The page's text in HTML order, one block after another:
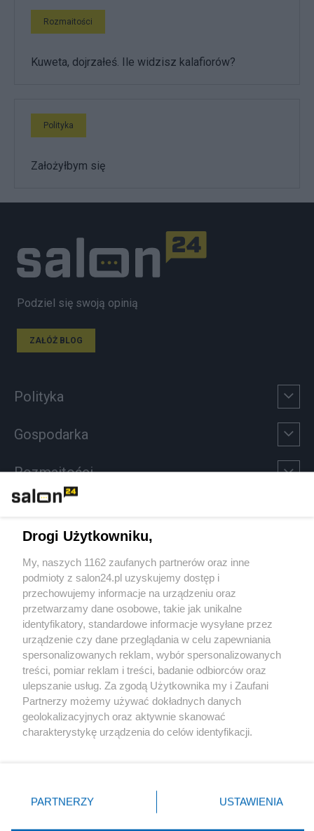
Rozmaitości
Kuweta, dojrzałeś. Ile widzisz kalafiorów?
Polityka
Założyłbym się
Podziel się swoją opinią
ZAŁÓŻ BLOG
Polityka
Gospodarka
Rozmaitości
Sport
Społeczeństwo
Kultura
X Facebook Instagram Youtube
Drogi Użytkowniku,
My, naszych 1162 zaufanych partnerów oraz inne
podmioty z salon24.pl uzyskujemy dostęp i
przechowujemy informacje na urządzeniu oraz
przetwarzamy dane osobowe, takie jak unikalne
identyfikatory, standardowe informacje wysyłane przez
urządzenie czy dane przeglądania w celu zapewniania
spersonalizowanych reklam, wybór spersonalizowanych
treści, pomiar reklam i treści, badanie odbiorców oraz
ulepszanie usług. Za zgodą Użytkownika my i Zaufani
Partnerzy możemy używać dokładnych danych
geolokalizacyjnych oraz aktywnie skanować
charakterystykę urządzenia do celów identyfikacji.
zmienić/wycofać klikając przycisk ustawień prywatności
znajdujący się w lewym dolnym rogu strony
rodzaje przetwarzania danych nie wymagają zgody
PARTNERZY USTAWIENIA